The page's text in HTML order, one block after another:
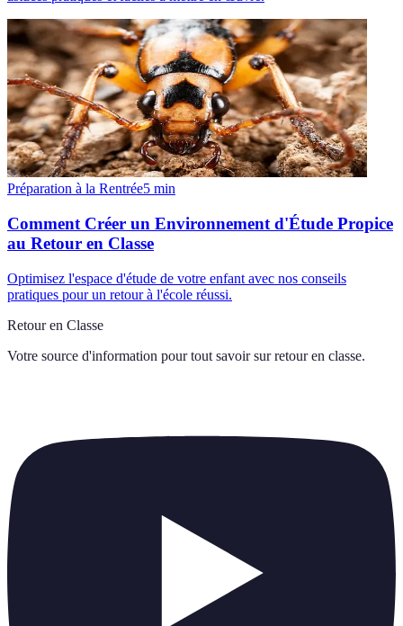
Préparation à la Rentrée5 min
Comment Créer un Environnement d'Étude Propice
au Retour en Classe
Optimisez l'espace d'étude de votre enfant avec nos conseils
pratiques pour un retour à l'école réussi.
Retour en Classe
Votre source d'information pour tout savoir sur retour en classe.